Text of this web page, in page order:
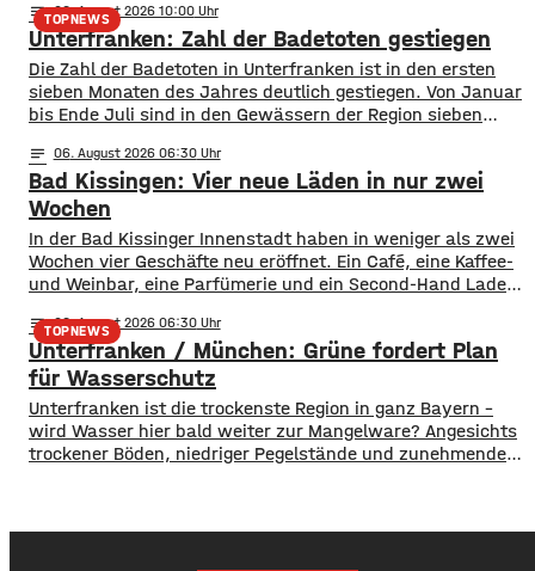
wurde auf der Talavera das Kiliani gefeiert, anschließend
war ein Circus zu Gast. ​Mittlerweile sind sowohl das
Fest- als auch das Circuszelt wieder abgebaut und
verschwunden. …
TOPNEWS
notes 06. August 2026 10:00
Unterfranken: Zahl der Badetoten gestiegen
Die Zahl der Badetoten in Unterfranken ist in den ersten
sieben Monaten des Jahres deutlich gestiegen. Von Januar
bis Ende Juli sind in den Gewässern der Region sieben
waren es drei. Diese Zahlen teilte die DLRG mit. Auch
bayernweit ist die Zahl der Badetoten gestiegen. Während
im Freistaat die
notes 06. August 2026 06:30
Bad Kissingen: Vier neue Läden in nur zwei
Wochen
In der Bad Kissinger Innenstadt haben in weniger als zwei
Wochen vier Geschäfte neu eröffnet. Ein Café, eine Kaffee-
und Weinbar, eine Parfümerie und ein Second-Hand Laden
Kissingens Oberbürgermeister Dirk Vogel und der
Wirtschaftsförderer der Stadt Sebastian Bünner sehen
damit ihr Engagement und den aktuellen Kurs der
TOPNEWS
notes 06. August 2026 06:30
Unterfranken / München: Grüne fordert Plan
für Wasserschutz
​​Unterfranken ist die trockenste Region in ganz Bayern –
wird Wasser hier bald weiter zur Mangelware? Angesichts
trockener Böden, niedriger Pegelstände und zunehmender